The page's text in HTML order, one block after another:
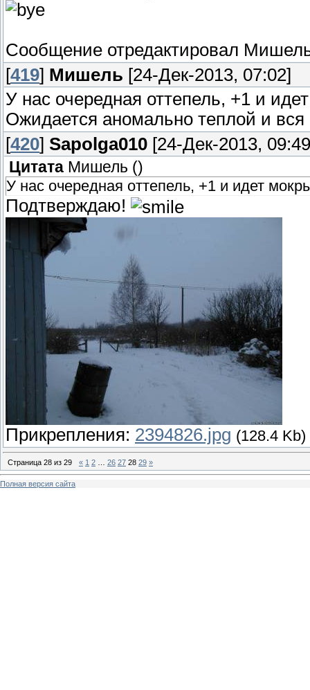
Сообщение отредактировал
[419] Мишель [24-Дек-2013, 07:02]
У нас очередная оттепель, +1 и
Ожидается аномально теплой и вся
[420] Sapolga010 [24-Дек-2013,
Цитата Мишель ()
У нас очередная оттепель, +1 и идет
Подтверждаю!
Прикрепления: 2394826.jpg (128.4 Kb)
Страница 28 из 29 « 1 2 26 27 28 29 »
Полная версия сайта